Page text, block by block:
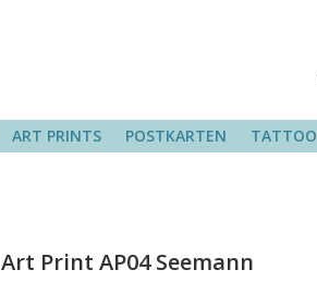
ART PRINTS POSTKARTEN TATTOO
Art Print AP04 Seemann